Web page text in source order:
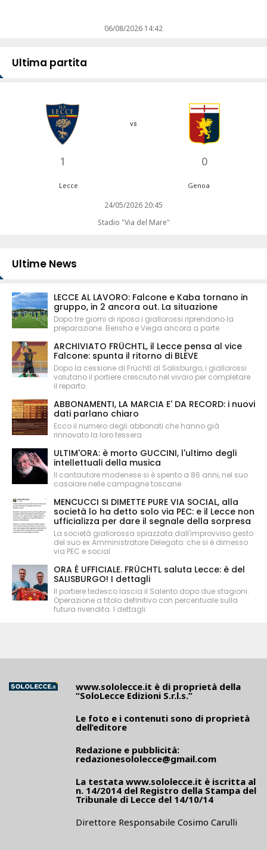
06/08/2026 14:42
Ultima partita
1
vs
0
Lecce Genoa
24/05/2026 20:45
Stadio "Via del Mare"
Ultime News
LECCE AL LAVORO: Falcone e Kaba tornano in
gruppo, in 2 ancora out. La situazione
Dopo tre giorni di riposo i giallorossi riprendono la
preparazione. Berisha e Veiga ancora a parte
ARCHIVIATO FRÜCHTL, il Lecce pensa al vice
Falcone: spunta il ritorno di BLEVE
Dopo la cessione di Früchtl al Salisburgo, i giallorossi
valutano il portiere cresciuto nel vivaio per completare
il reparto.
ABBONAMENTI, LA MARCIA E' DA RECORD: i nuovi
dati parlano chiaro
Ecco il numero degli abbonati che hanno già
rinnovato la loro tessera
ULTIM'ORA: è morto GUCCINI, l'ultimo degli
intellettuali della musica
Il cantautore modenese si è spento a 86 anni, nel suo
casolare nelle campagne toscane
MENCUCCI SI DIMETTE PURE VIA SOCIAL, alla
società lo ha detto solo via PEC: e il Lecce non
ufficializza per dare il segnale della sorpresa
La società giallorossa spiazzata dall'improvviso gesto
del suo ex Amministratore Delegato: che si è dimesso
via PEC e social
ORA È UFFICIALE. FRÜCHTL saluta Lecce: è del
SALISBURGO! I dettagli
Il portiere tedesco lascia il Salento dopo due stagioni.
Operazione a titolo definitivo con percentuale sulla
futura rivendita. I dettagli.
www.sololecce.it è di proprietà della
“SoloLecce Edizioni S.r.l.s.”
Le foto e i contenuti sono di proprietà
dell’editore
Redazione e pubblicità:
redazionesololecce@gmail.com
La testata www.sololecce.it è iscritta al
n. 14/2014 del Registro della Stampa del
Tribunale di Lecce del 14/10/14
Direttore Responsabile Cosimo Carulli